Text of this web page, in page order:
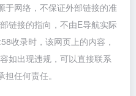
于网络，不保证外部链接的准
链接的指向，不由E导航实际
收录时，该网页上的内容，
如出现违规，可以直接联系
任何责任。